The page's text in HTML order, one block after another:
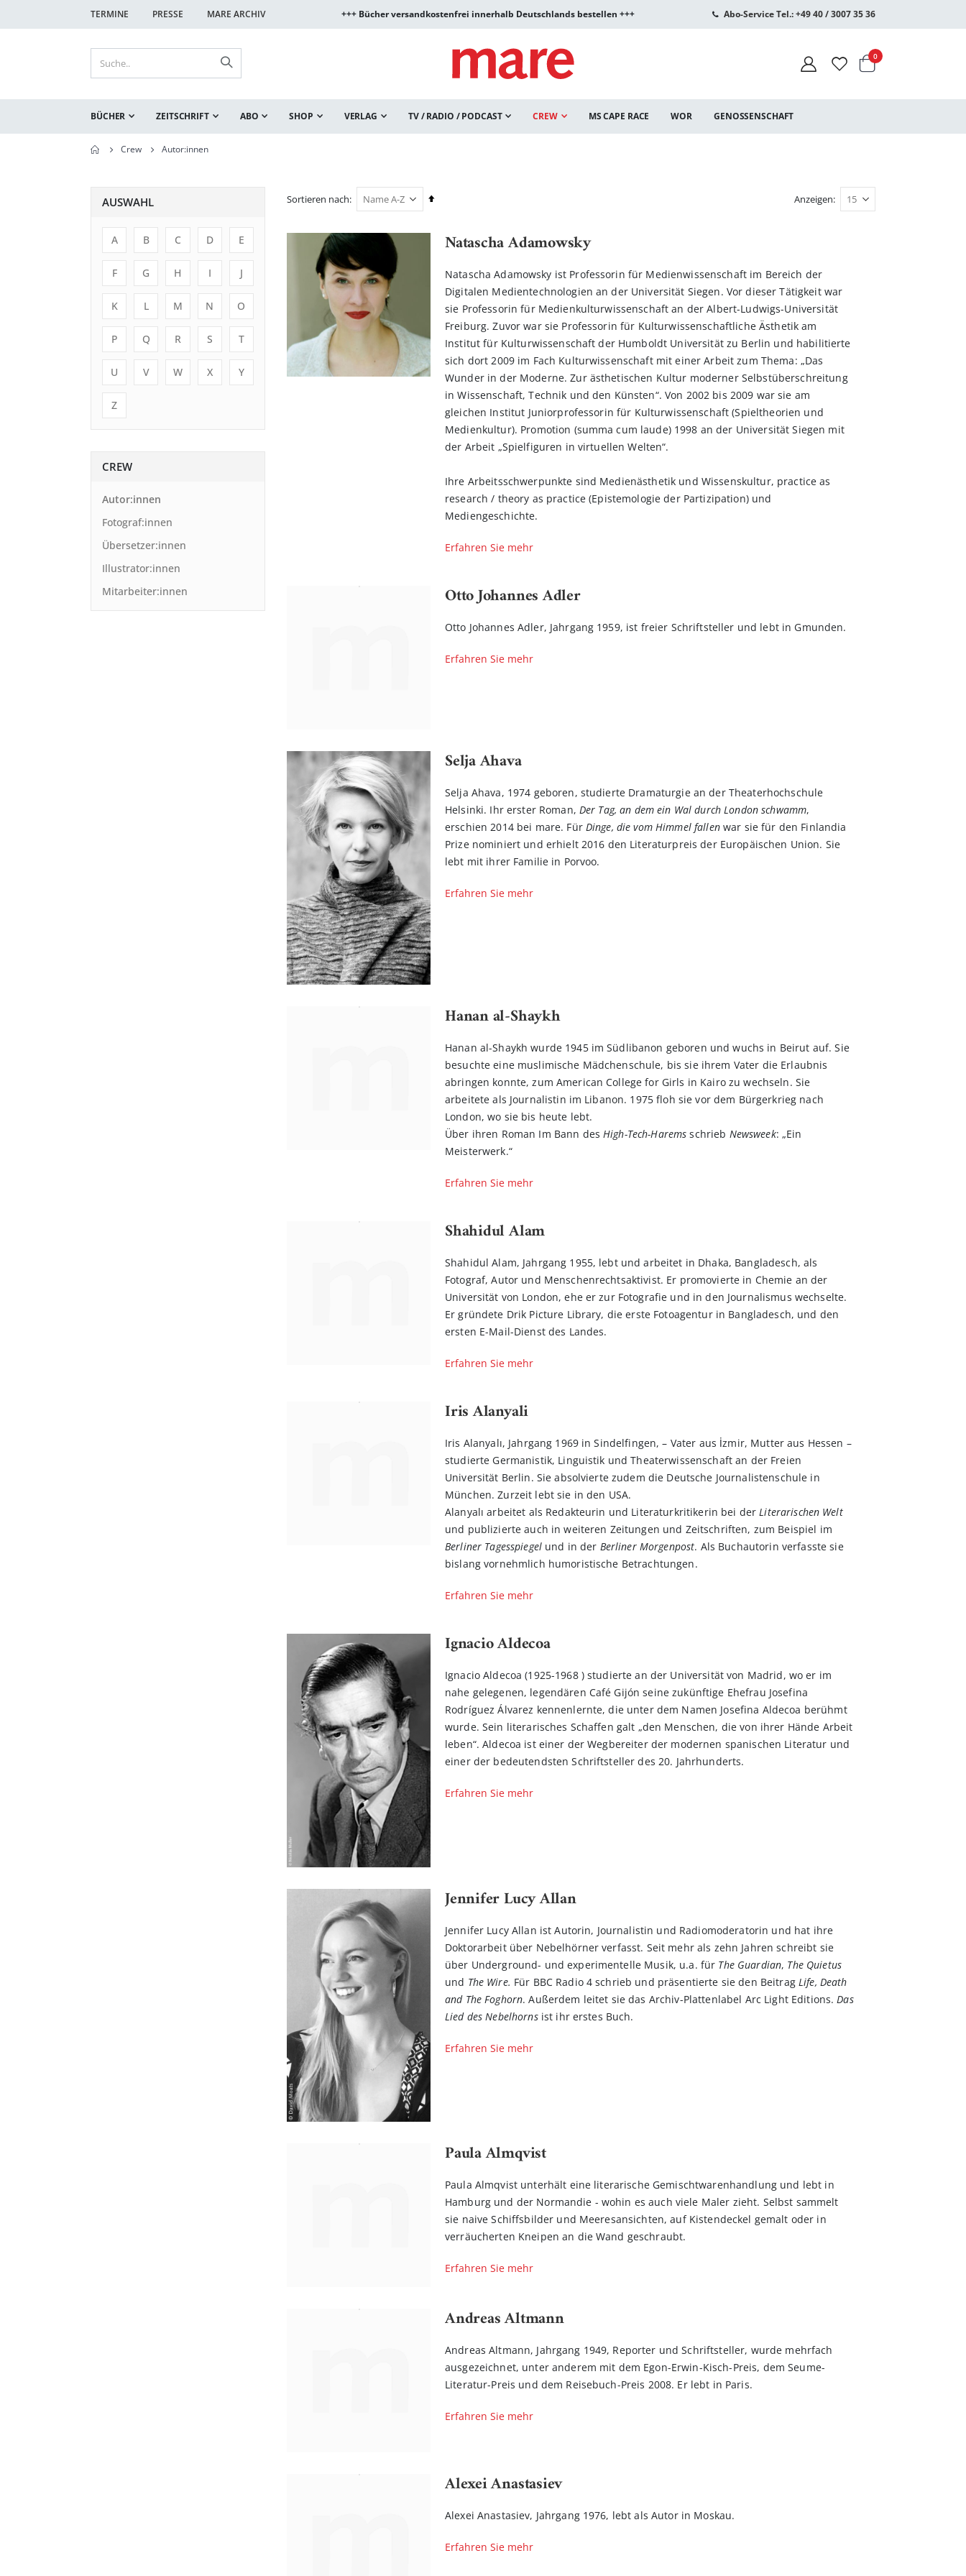
TERMINE PRESSE MARE ARCHIV +++ Bücher versandkostenfrei innerhalb Deutschlands bestellen +++ Abo-Service Tel.: +49 40 / 3007 35 36
Warenkorb
0Artikel
BÜCHER ZEITSCHRIFT ABO SHOP VERLAG TV / RADIO / PODCAST CREW MS CAPE RACE WOR GENOSSENSCHAFT
Crew Autor:innen
Sortieren nach
In
Anzeigen
Natascha Adamowsky
Natascha Adamowsky ist Professorin für Medienwissenschaft im Bereich der
Digitalen Medientechnologien an der Universität Siegen. Vor dieser Tätigkeit war
sie Professorin für Medienkulturwissenschaft an der Albert-Ludwigs-Universität
Freiburg. Zuvor war sie Professorin für Kulturwissenschaftliche Ästhetik am
Institut für Kulturwissenschaft der Humboldt Universität zu Berlin und habilitierte
sich dort 2009 im Fach Kulturwissenschaft mit einer Arbeit zum Thema: „Das
Wunder in der Moderne. Zur ästhetischen Kultur moderner Selbstüberschreitung
in Wissenschaft, Technik und den Künsten“. Von 2002 bis 2009 war sie am
gleichen Institut Juniorprofessorin für Kulturwissenschaft (Spieltheorien und
Medienkultur). Promotion (summa cum laude) 1998 an der Universität Siegen mit
der Arbeit „Spielfiguren in virtuellen Welten“.
Ihre Arbeitsschwerpunkte sind Medienästhetik und Wissenskultur, practice as
research / theory as practice (Epistemologie der Partizipation) und
Mediengeschichte.
Erfahren Sie mehr
Otto Johannes Adler
Otto Johannes Adler, Jahrgang 1959, ist freier Schriftsteller und lebt in Gmunden.
Erfahren Sie mehr
Selja Ahava
Selja Ahava, 1974 geboren, studierte Dramaturgie an der Theaterhochschule
Helsinki. Ihr erster Roman, Der Tag, an dem ein Wal durch London schwamm,
erschien 2014 bei mare. Für Dinge, die vom Himmel fallenwar sie für den Finlandia
Prize nominiert und erhielt 2016 den Literaturpreis der Europäischen Union. Sie
lebt mit ihrer Familie in Porvoo.
Erfahren Sie mehr
Hanan al-Shaykh
Hanan al-Shaykh wurde 1945 im Südlibanon geboren und wuchs in Beirut auf. Sie
besuchte eine muslimische Mädchenschule, bis sie ihrem Vater die Erlaubnis
abringen konnte, zum American College for Girls in Kairo zu wechseln. Sie
arbeitete als Journalistin im Libanon. 1975 floh sie vor dem Bürgerkrieg nach
London, wo sie bis heute lebt.
Über ihren Roman Im Bann des High-Tech-Harems schrieb Newsweek: „Ein
Meisterwerk.“
Erfahren Sie mehr
Shahidul Alam
Shahidul Alam, Jahrgang 1955, lebt und arbeitet in Dhaka, Bangladesch, als
Fotograf, Autor und Menschenrechtsaktivist. Er promovierte in Chemie an der
Universität von London, ehe er zur Fotografie und in den Journalismus wechselte.
Er gründete Drik Picture Library, die erste Fotoagentur in Bangladesch, und den
ersten E-Mail-Dienst des Landes.
Erfahren Sie mehr
Iris Alanyali
Iris Alanyalı, Jahrgang 1969 in Sindelfingen, – Vater aus İzmir, Mutter aus Hessen –
studierte Germanistik, Linguistik und Theaterwissenschaft an der Freien
Universität Berlin. Sie absolvierte zudem die Deutsche Journalistenschule in
München. Zurzeit lebt sie in den USA.
Alanyalı arbeitet als Redakteurin und Literaturkritikerin bei derLiterarischen Welt
und publizierte auch in weiteren Zeitungen und Zeitschriften, zum Beispiel im
Berliner Tagesspiegelund in der Berliner Morgenpost. Als Buchautorin verfasste sie
bislang vornehmlich humoristische Betrachtungen.
Erfahren Sie mehr
Ignacio Aldecoa
Ignacio Aldecoa (1925-1968 ) studierte an der Universität von Madrid, wo er im
nahe gelegenen, legendären Café Gijón seine zukünftige Ehefrau Josefina
Rodríguez Álvarez kennenlernte, die unter dem Namen Josefina Aldecoa berühmt
wurde. Sein literarisches Schaffen galt „den Menschen, die von ihrer Hände Arbeit
leben“. Aldecoa ist einer der Wegbereiter der modernen spanischen Literatur und
einer der bedeutendsten Schriftsteller des 20. Jahrhunderts.
Erfahren Sie mehr
Jennifer Lucy Allan
Jennifer Lucy Allan ist Autorin, Journalistin und Radiomoderatorin und hat ihre
Doktorarbeit über Nebelhörner verfasst. Seit mehr als zehn Jahren schreibt sie
über Underground- und experimentelle Musik, u.a. für The Guardian, The Quietus
und The Wire. Für BBC Radio 4 schrieb und präsentierte sie den Beitrag Life, Death
and The Foghorn. Außerdem leitet sie das Archiv-Plattenlabel Arc Light Editions. Das
Lied des Nebelhornsist ihr erstes Buch.
Erfahren Sie mehr
Paula Almqvist
Paula Almqvist unterhält eine literarische Gemischtwarenhandlung und lebt in
Hamburg und der Normandie - wohin es auch viele Maler zieht. Selbst sammelt
sie naive Schiffsbilder und Meeresansichten, auf Kistendeckel gemalt oder in
verräucherten Kneipen an die Wand geschraubt.
Erfahren Sie mehr
Andreas Altmann
Andreas Altmann, Jahrgang 1949, Reporter und Schriftsteller, wurde mehrfach
ausgezeichnet, unter anderem mit dem Egon-Erwin-Kisch-Preis, dem Seume-
Literatur-Preis und dem Reisebuch-Preis 2008. Er lebt in Paris.
Erfahren Sie mehr
Alexei Anastasiev
Alexei Anastasiev, Jahrgang 1976, lebt als Autor in Moskau.
Erfahren Sie mehr
AUSWAHL
A B C D E
F G H I J
K L M N O
P Q R S T
U V W X Y
Z
CREW
Autor:innen
Fotograf:innen
Übersetzer:innen
Illustrator:innen
Mitarbeiter:innen